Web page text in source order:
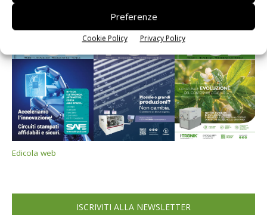
Preferenze
Cookie Policy Privacy Policy
PCB Magazine
Edicola web
ISCRIVITI ALLA NEWSLETTER